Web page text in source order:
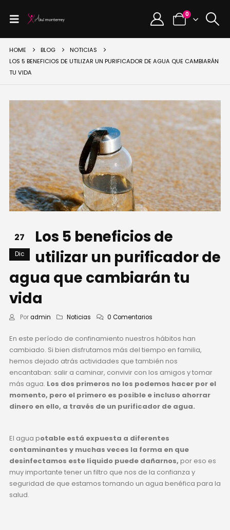
0
HOME BLOG
NOTICIAS
LOS 5 BENEFICIOS DE UTILIZAR UN PURIFICADOR DE AGUA QUE CAMBIARÁN
TU VIDA
27
Dic
Los 5 beneficios de
utilizar un purificador de
agua que cambiarán tu
vida
Por admin Noticias 0 Comentarios
En este período de confinamiento nuestros hábitos han
cambiado. Si bien disfrutamos más del tiempo en familia,
hemos dejado atrás actividades que también nos
encantaban: salir a caminar, convivir con los amigos y tomar
más agua. Los dos primeros no los podemos hacer por el
momento, pero el primero es posible e incluso ahorrar
dinero en ello, a través de un purificador de agua.
El agua potable está expuesta a diferentes
contaminantes y muchas veces la forma en que
desinfectamos este líquido puede dañarnos, por eso es
muy importante tener un filtro que nos de la confianza y
seguridad de que estamos tomando un agua benéfica para la
salud.